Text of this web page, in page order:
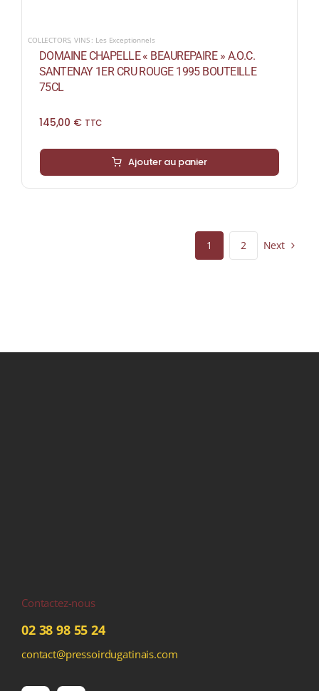
COLLECTORS,VINS : Les Exceptionnels
DOMAINE CHAPELLE « BEAUREPAIRE » A.O.C.
SANTENAY 1ER CRU ROUGE 1995 BOUTEILLE
75CL
145,00 € TTC
Ajouter au panier
1 2 Next
Contactez-nous
02 38 98 55 24
contact@pressoirdugatinais.com